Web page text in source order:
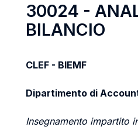
30024 -
BILANCIO
CLEF - BIEMF
Dipartimento di
Insegnamento impartito